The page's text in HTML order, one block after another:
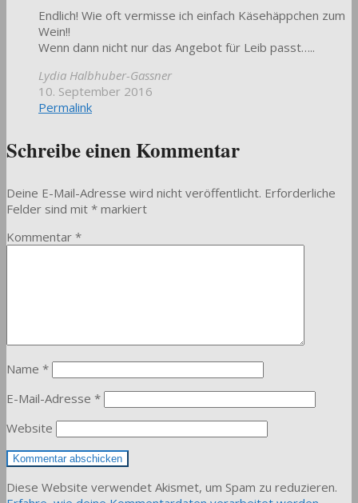
Endlich! Wie oft vermisse ich einfach Käsehäppchen zum
Wein!!
Wenn dann nicht nur das Angebot für Leib passt…..
Lydia Halbhuber-Gassner
10. September 2016
Permalink
Schreibe einen Kommentar
Deine E-Mail-Adresse wird nicht veröffentlicht. Erforderliche
Felder sind mit * markiert
Kommentar *
Name *
E-Mail-Adresse *
Website
Diese Website verwendet Akismet, um Spam zu reduzieren.